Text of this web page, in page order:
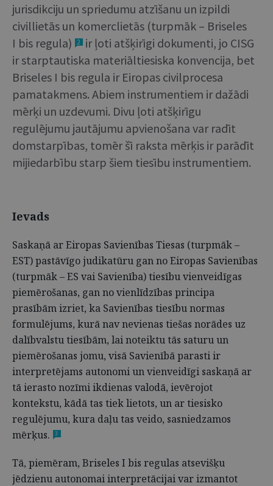
jurisdikciju un spriedumu atzīšanu un izpildi
civillietās un komerclietās (turpmāk – Briseles
I bis regula)
2
ir ļoti atšķirīgi dokumenti, jo CISG
ir starptautiska materiāltiesiska konvencija, bet
Briseles I bis regula ir Eiropas civilprocesa
pamatakmens. Abiem instrumentiem ir dažādi
mērķi un uzdevumi. Divu ļoti atšķirīgu
regulējumu jautājumu apvienošana var radīt
domstarpības, tomēr šī raksta mērķis ir parādīt
mijiedarbību starp šiem tiesību instrumentiem.
Ievads
Saskaņā ar Eiropas Savienības Tiesas (turpmāk –
EST) pastāvīgo judikatūru gan no Eiropas Savienības
(turpmāk – ES vai Savienība) tiesību vienveidīgas
piemērošanas, gan no vienlīdzības principa
prasībām izriet, ka Savienības tiesību normas
formulējums, kurā nav nevienas tiešas norādes uz
dalībvalstu tiesībām, lai noteiktu tās saturu un
piemērošanas jomu, visā Savienībā parasti ir
interpretējams autonomi un vienveidīgi saskaņā ar
tā ierasto nozīmi ikdienas valodā, ievērojot
kontekstu, kādā tas tiek lietots, un ar tiesisko
regulējumu, kura daļu tas veido, sasniedzamos
mērķus.
3
Tā, piemēram, Briseles I bis regulas atsevišķu
jēdzienu autonomai interpretācijai var izmantot